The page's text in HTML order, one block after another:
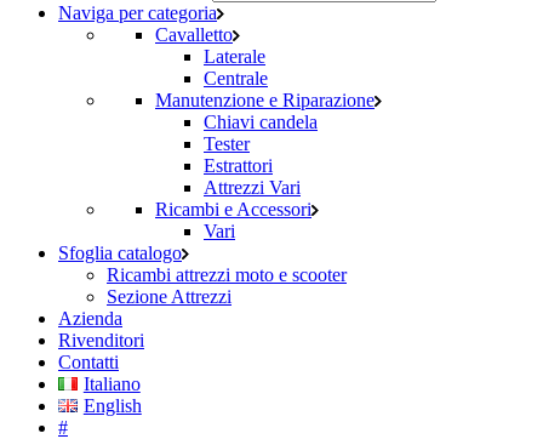
Naviga per categoria
Cavalletto
Laterale
Centrale
Manutenzione e Riparazione
Chiavi candela
Tester
Estrattori
Attrezzi Vari
Ricambi e Accessori
Vari
Sfoglia catalogo
Ricambi attrezzi moto e scooter
Sezione Attrezzi
Azienda
Rivenditori
Contatti
Italiano
English
#